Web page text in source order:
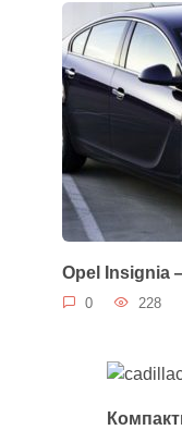
Opel Insignia
0 228